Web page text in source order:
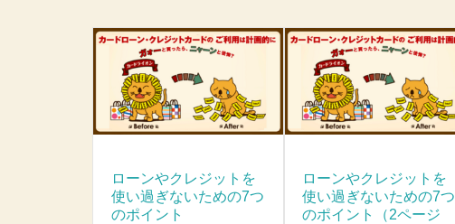
ローンやクレジットを
使い過ぎないための7つ
のポイント
ローンやクレジットを
使い過ぎないための7つ
のポイント（2ページ